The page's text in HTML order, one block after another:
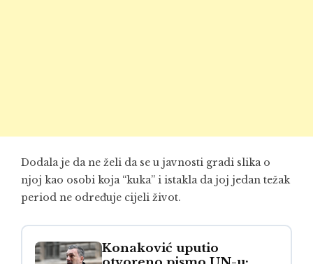
Dodala je da ne želi da se u javnosti gradi slika o
njoj kao osobi koja “kuka” i istakla da joj jedan težak
period ne određuje cijeli život.
Konaković uputio